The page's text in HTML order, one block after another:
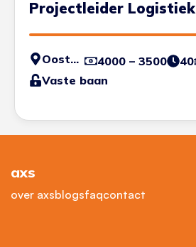
Projectleider Logistiek
Oosterhout 4000 – 3500 40
Vaste baan
axs
over axsblogsfaqcontact